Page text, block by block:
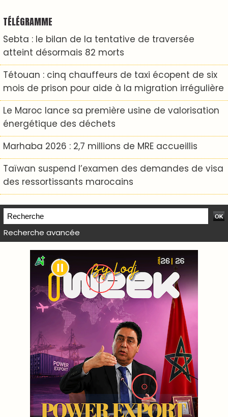
TÉLÉGRAMME
Sebta : le bilan de la tentative de traversée
atteint désormais 82 morts
Tétouan : cinq chauffeurs de taxi écopent de six
mois de prison pour aide à la migration irrégulière
Le Maroc lance sa première usine de valorisation
énergétique des déchets
Marhaba 2026 : 2,7 millions de MRE accueillis
Taïwan suspend l’examen des demandes de visa
des ressortissants marocains
Recherche avancée
WEB TV LODJ24 : Youtube, kick et twitch
Plein écran